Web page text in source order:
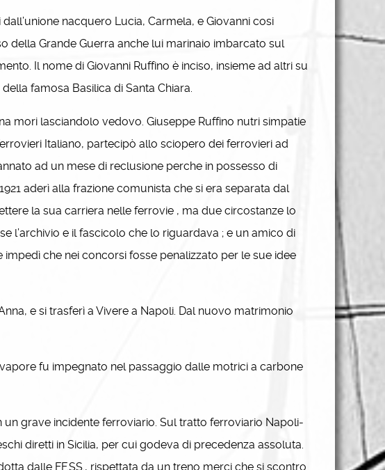
nacquero Lucia, Carmela, e Giovanni cosi
della Grande Guerra anche lui marinaio imbarcato sul
Il nome di Giovanni Ruffino è inciso, insieme ad altri su
famosa Basilica di Santa Chiara.
mori lasciandolo vedovo. Giuseppe Ruffino nutri simpatie
Italiano, partecipò allo sciopero dei ferrovieri ad
ad un mese di reclusione perche in possesso di
aderì alla frazione comunista che si era separata dal
la sua carriera nelle ferrovie , ma due circostanze lo
l’archivio e il fascicolo che lo riguardava ; e un amico di
che nei concorsi fosse penalizzato per le sue idee
e si trasferì a Vivere a Napoli. Dal nuovo matrimonio
fu impegnato nel passaggio dalle motrici a carbone
grave incidente ferroviario. Sul tratto ferroviario Napoli-
diretti in Sicilia, per cui godeva di precedenza assoluta.
dalle FF.SS., rispettata da un treno merci che si scontro